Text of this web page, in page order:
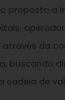
proposta a
da
buscando
cadeia de